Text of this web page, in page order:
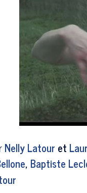
Nelly Latour et
, Baptiste